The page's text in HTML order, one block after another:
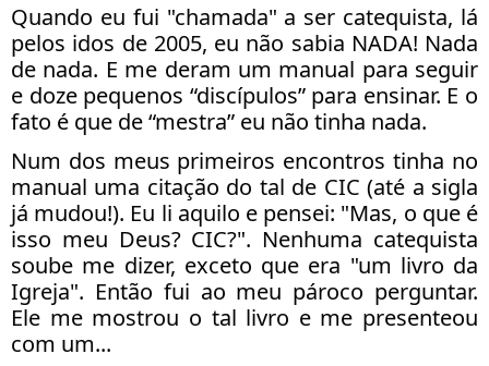
Quando eu fui "chamada" a ser catequista, lá
pelos idos de 2005, eu não sabia NADA! Nada
de nada. E me deram um manual para seguir
e doze pequenos “discípulos” para ensinar. E o
fato é que de “mestra” eu não tinha nada.
Num dos meus primeiros encontros tinha no
manual uma citação do tal de CIC (até a sigla
já mudou!). Eu li aquilo e pensei: "Mas, o que é
isso meu Deus? CIC?". Nenhuma catequista
soube me dizer, exceto que era "um livro da
Igreja". Então fui ao meu pároco perguntar.
Ele me mostrou o tal livro e me presenteou
com um...